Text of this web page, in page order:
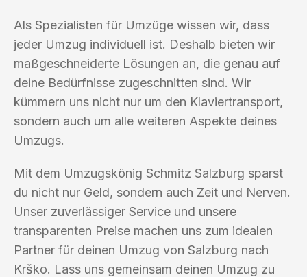
Als Spezialisten für Umzüge wissen wir, dass
jeder Umzug individuell ist. Deshalb bieten wir
maßgeschneiderte Lösungen an, die genau auf
deine Bedürfnisse zugeschnitten sind. Wir
kümmern uns nicht nur um den Klaviertransport,
sondern auch um alle weiteren Aspekte deines
Umzugs.
Mit dem Umzugskönig Schmitz Salzburg sparst
du nicht nur Geld, sondern auch Zeit und Nerven.
Unser zuverlässiger Service und unsere
transparenten Preise machen uns zum idealen
Partner für deinen Umzug von Salzburg nach
Krško. Lass uns gemeinsam deinen Umzug zu